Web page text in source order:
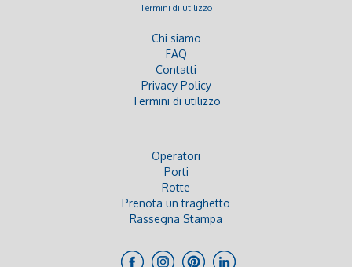
Termini di utilizzo
Chi siamo
FAQ
Contatti
Privacy Policy
Termini di utilizzo
Operatori
Porti
Rotte
Prenota un traghetto
Rassegna Stampa